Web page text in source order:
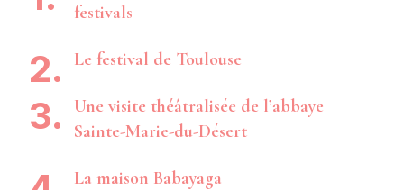
festivals
Le festival de Toulouse
Une visite théâtralisée de l’abbaye
Sainte-Marie-du-Désert
La maison Babayaga